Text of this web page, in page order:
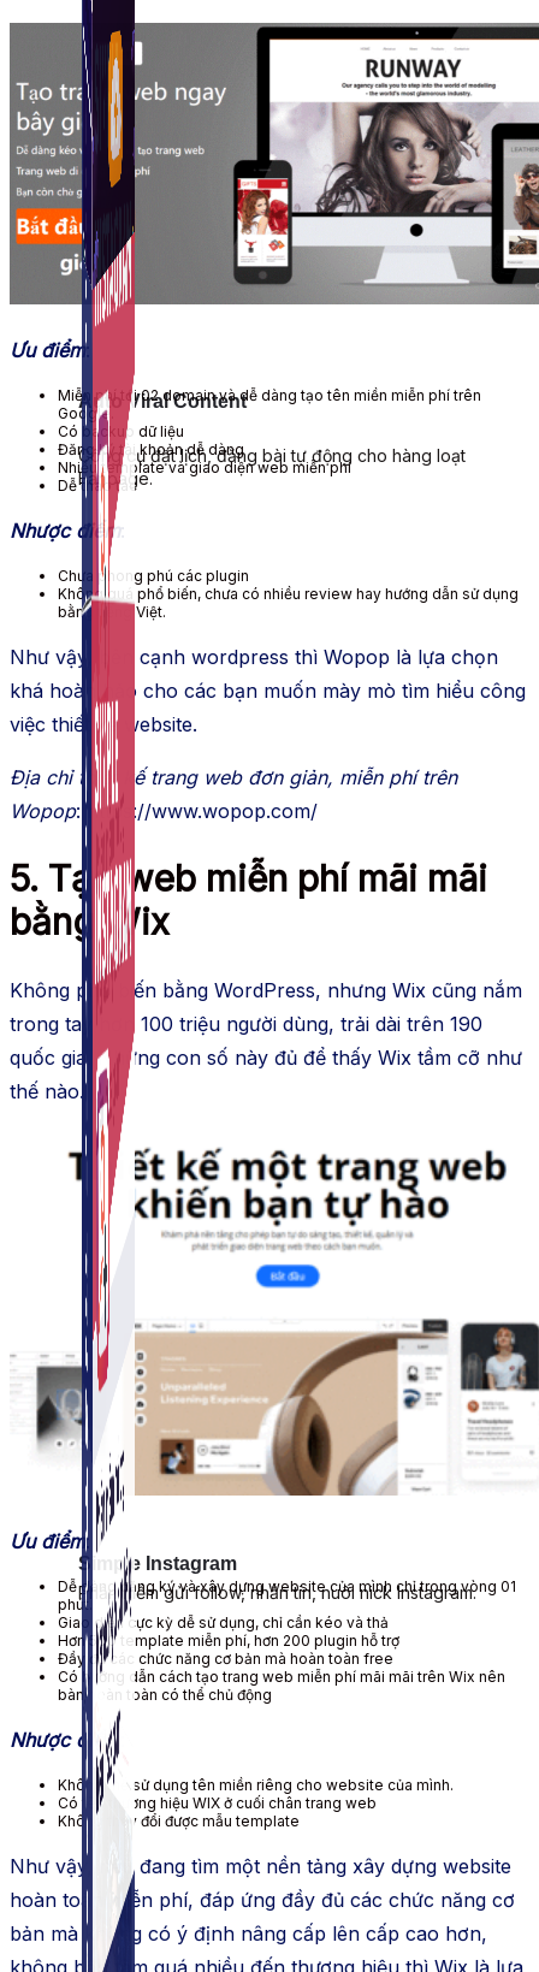
Simple Instagram
Phần mềm gửi follow, nhắn tin, nuôi nick Instagram.
Auto Viral Content
Công cụ đặt lịch, đăng bài tự động cho hàng loạt
Fanpage.
Ưu điểm:
Miễn phí tới 02 domain và dễ dàng tạo tên miền miễn phí trên
Google.
Có backup dữ liệu
Đăng ký tài khoản dễ dàng
Nhiều template và giao diện web miễn phí
Dễ thao tác
Nhược điểm:
Chưa phong phú các plugin
Không quá phổ biến, chưa có nhiều review hay hướng dẫn sử dụng
bằng tiếng Việt.
Như vậy, bên cạnh wordpress thì Wopop là lựa chọn
khá hoàn hảo cho các bạn muốn mày mò tìm hiểu công
việc thiết kế website.
Địa chỉ thiết kế trang web đơn giản, miễn phí trên
Wopop: https://www.wopop.com/
5. Tạo web miễn phí mãi mãi
bằng Wix
Không phổ biến bằng WordPress, nhưng Wix cũng nắm
trong tay hơn 100 triệu người dùng, trải dài trên 190
quốc gia. Những con số này đủ để thấy Wix tầm cỡ như
thế nào.
Ưu điểm:
Dễ dàng đăng ký và xây dựng website của mình chỉ trong vòng 01
phút.
Giao diện cực kỳ dễ sử dụng, chỉ cần kéo và thả
Hơn 500 template miễn phí, hơn 200 plugin hỗ trợ
Đầy đủ các chức năng cơ bản mà hoàn toàn free
Có hướng dẫn cách tạo trang web miễn phí mãi mãi trên Wix nên
bàn hoàn toàn có thể chủ động
Nhược điểm
Không thể sử dụng tên miền riêng cho website của mình.
Có tên thương hiệu WIX ở cuối chân trang web
Không thay đổi được mẫu template
Như vậy, nếu đang tìm một nền tảng xây dựng website
hoàn toàn miễn phí, đáp ứng đầy đủ các chức năng cơ
bản mà không có ý định nâng cấp lên cấp cao hơn,